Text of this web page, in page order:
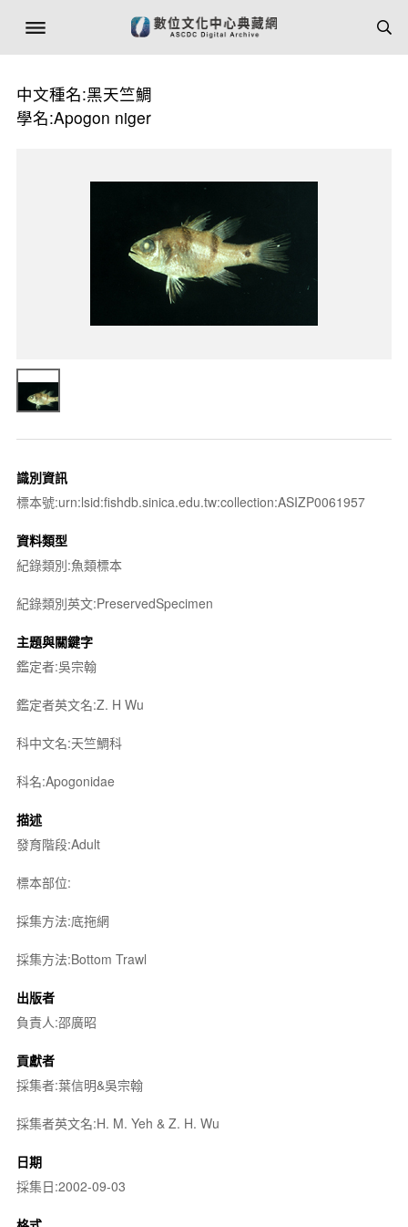
中文種名:黑天竺鯛
學名:Apogon niger
識別資訊
標本號:urn:lsid:fishdb.sinica.edu.tw:collection:ASIZP0061957
資料類型
紀錄類別:魚類標本
紀錄類別英文:PreservedSpecimen
主題與關鍵字
鑑定者:吳宗翰
鑑定者英文名:Z. H Wu
科中文名:天竺鯛科
科名:Apogonidae
描述
發育階段:Adult
標本部位:
採集方法:底拖網
採集方法:Bottom Trawl
出版者
負責人:邵廣昭
貢獻者
採集者:葉信明&吳宗翰
採集者英文名:H. M. Yeh & Z. H. Wu
日期
採集日:2002-09-03